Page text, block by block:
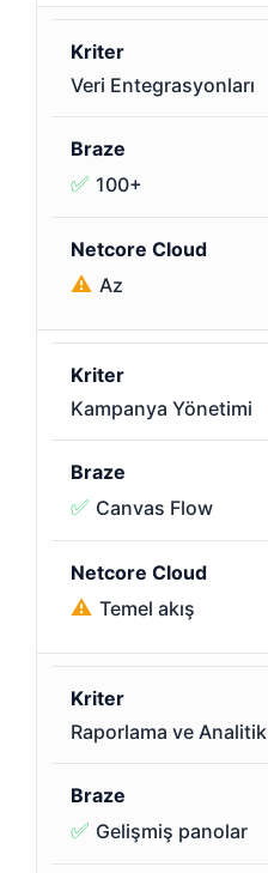
Veri Entegrasyonları
✅ 100+
⚠️ Az
Kampanya Yönetimi
✅ Canvas Flow
⚠️ Temel akış
Raporlama ve Analitik
✅ Gelişmiş panolar